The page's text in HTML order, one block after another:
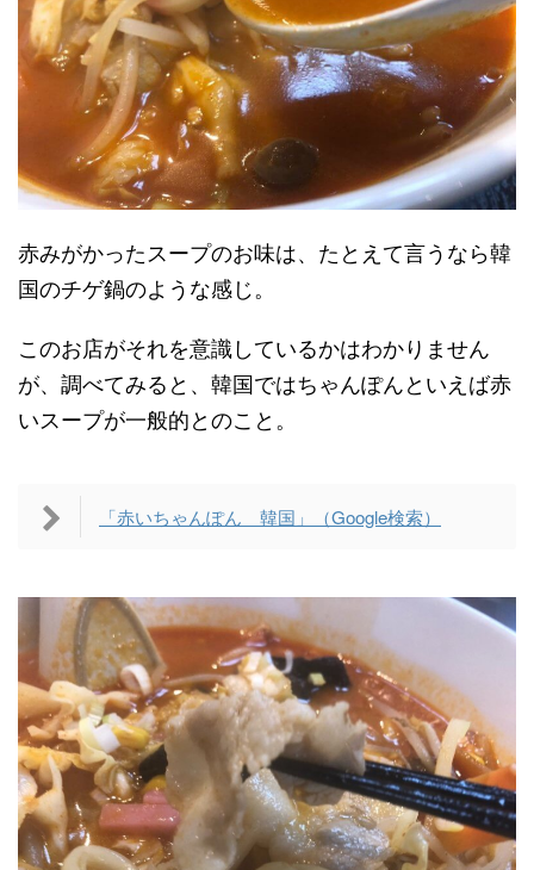
赤みがかったスープのお味は、たとえて言うなら韓
国のチゲ鍋のような感じ。
このお店がそれを意識しているかはわかりません
が、調べてみると、韓国ではちゃんぽんといえば赤
いスープが一般的とのこと。
「赤いちゃんぽん 韓国」（Google検索）